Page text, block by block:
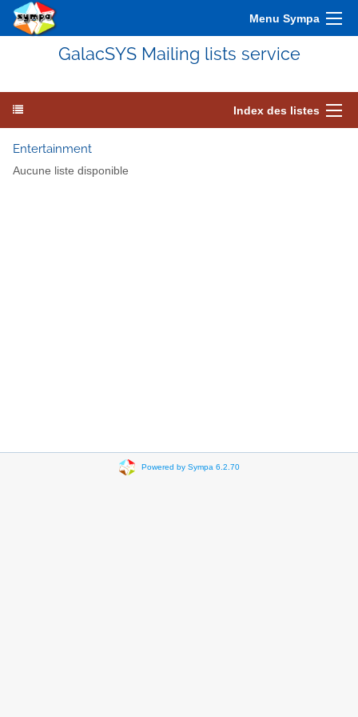
Menu Sympa
GalacSYS Mailing lists service
Index des listes
Entertainment
Aucune liste disponible
Powered by Sympa 6.2.70